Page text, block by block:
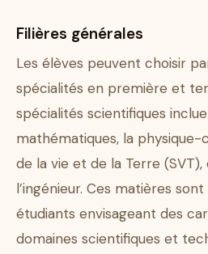
Filières générales
Les élèves peuvent choisir
spécialités en première et
spécialités scientifiques
mathématiques, la physique-
de la vie et de la Terre
l’ingénieur. Ces matières
étudiants envisageant des
domaines scientifiques et